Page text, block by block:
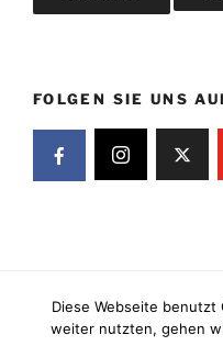
FOLGEN SIE UNS
Kontakt, Impressum &
Diese Webseite benutzt
weiter nutzten, gehen